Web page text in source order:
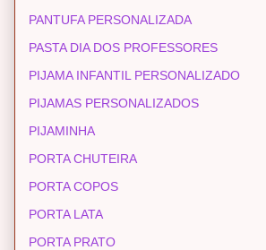
PANTUFA PERSONALIZADA
PASTA DIA DOS PROFESSORES
PIJAMA INFANTIL PERSONALIZADO
PIJAMAS PERSONALIZADOS
PIJAMINHA
PORTA CHUTEIRA
PORTA COPOS
PORTA LATA
PORTA PRATO